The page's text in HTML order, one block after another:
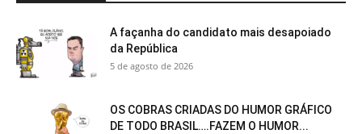
A façanha do candidato mais desapoiado
da República
5 de agosto de 2026
OS COBRAS CRIADAS DO HUMOR GRÁFICO
DE TODO BRASIL….FAZEM O HUMOR...